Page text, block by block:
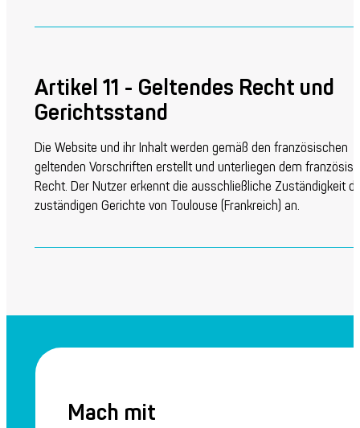
Artikel 11 - Geltendes Recht und
Gerichtsstand
Die Website und ihr Inhalt werden gemäß den französischen
geltenden Vorschriften erstellt und unterliegen dem
Recht. Der Nutzer erkennt die ausschließliche Zuständigkeit
zuständigen Gerichte von Toulouse (Frankreich) an.
Mach mit